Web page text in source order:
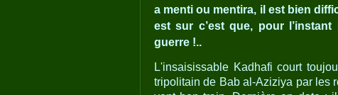
a menti ou mentira, il est bien
est sur c’est que, pour
guerre !..
L'insaisissable Kadhafi court
tripolitain de Bab al-Aziziya par les